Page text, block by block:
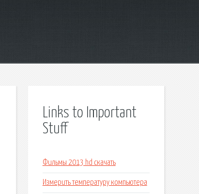
Links to Important
Stuff
Фильмы 2013 hd скачать
Измерить температуру компьютера